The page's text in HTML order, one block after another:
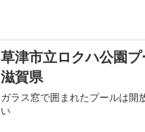
草津市立ロクハ公園プ
滋賀県
ガラス窓で囲まれたプールは開
い